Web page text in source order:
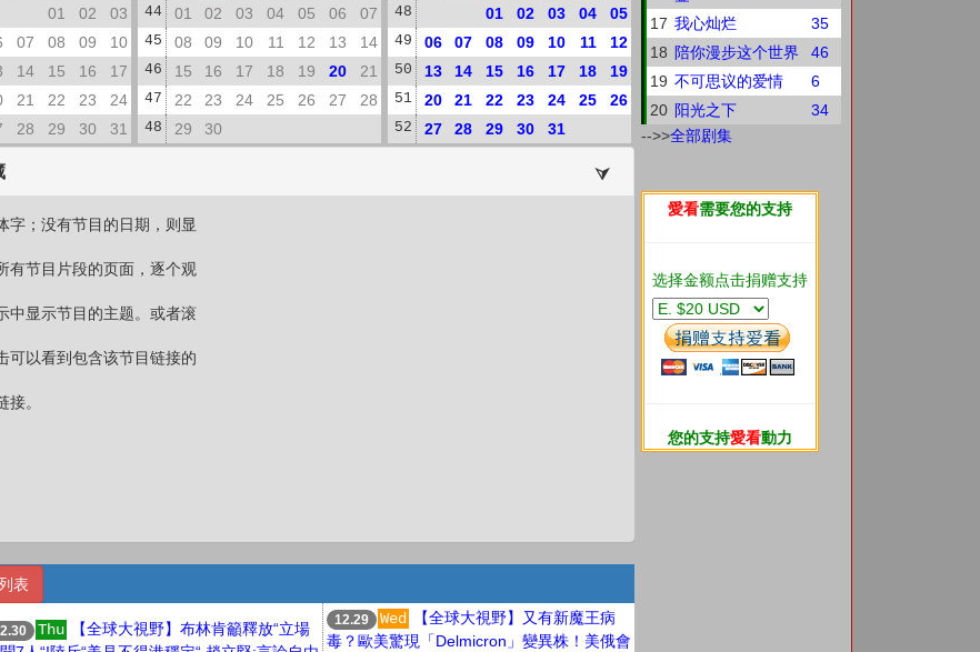
01 02 03
07 08 09 10
14 15 16 17
21 22 23 24
28 29 30 31
44
01 02 03 04 05 06 07
45 08 09 10 11 12 13 14
46 15 16 17 18 19 20 21
47 22 23 24 25 26 27 28
48 29 30
48
01 02 03 04 05
49 06 07 08 09 10 11 12
50 13 14 15 16 17 18 19
51 20 21 22 23 24 25 26
52 27 28 29 30 31
字；没有节目的日期，则显
有节目片段的页面，逐个观
中显示节目的主题。或者滚
可以看到包含该节目链接的
。
表
Thu
【全球大視野】布林肯籲釋放“立場
12.29 Wed
【全球大視野】又有新魔王病
毒？歐美驚現「Delmicron」變異株！美俄會
17 我心灿烂
35
18 陪你漫步这个世界
46
19 不可思议的爱情
6
20 阳光之下
34
-->>全部剧集
愛看需要您的支持
选择金额点击捐赠支持
您的支持愛看動力